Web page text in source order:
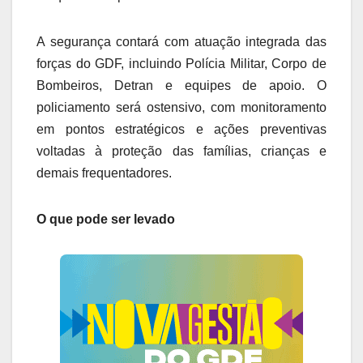
A segurança contará com atuação integrada das
forças do GDF, incluindo Polícia Militar, Corpo de
Bombeiros, Detran e equipes de apoio. O
policiamento será ostensivo, com monitoramento
em pontos estratégicos e ações preventivas
voltadas à proteção das famílias, crianças e
demais frequentadores.
O que pode ser levado